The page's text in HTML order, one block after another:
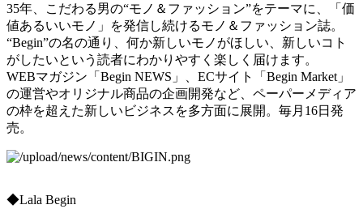
35年、こだわる男の“モノ＆ファッション”をテーマに、「価
値あるいいモノ」を発信し続けるモノ＆ファッション誌。
“Begin”の名の通り、何か新しいモノがほしい、新しいコト
がしたいという読者にわかりやすく楽しく届けます。
WEBマガジン「Begin NEWS」、ECサイト「Begin Market」
の運営やオリジナル商品の企画開発など、ペーパーメディア
の枠を超えた新しいビジネスを多方面に展開。毎月16日発
売。
◆Lala Begin